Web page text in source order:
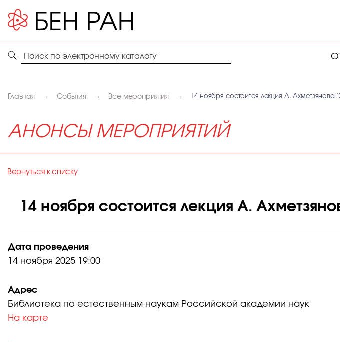
Главная События Все мероприятия 14 ноября состоится лекция А. Ахметзянова
АНОНСЫ МЕРОПРИЯТИЙ
Вернуться к списку
14 ноября состоится лекция А.
Дата проведения
14 ноября 2025 19:00
Адрес
Библиотека по естественным наукам Российской академии наук
На карте